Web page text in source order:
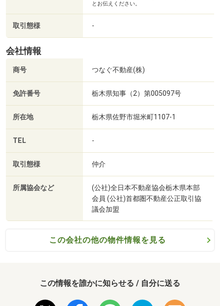
とお伝えください。
取引態様 -
会社情報
商号 つなぐ不動産(株)
免許番号 栃木県知事（2）第005097号
所在地 栃木県佐野市堀米町1107-1
TEL -
取引態様 仲介
所属協会など
(公社)全日本不動産協会栃木県本部
会員 (公社)首都圏不動産公正取引協
議会加盟
この会社の他の物件情報を見る
この情報を誰かに知らせる / 自分に送る